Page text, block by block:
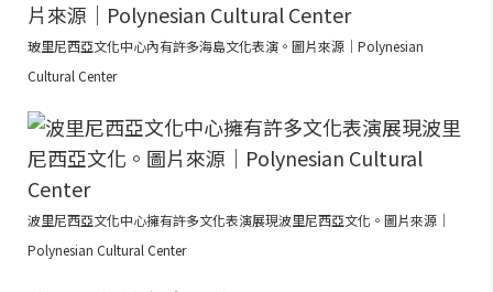
玻里尼西亞文化中心內有許多海島文化表演。圖片來源｜Polynesian
Cultural Center
波里尼西亞文化中心擁有許多文化表演展現波里尼西亞文化。圖片來源｜
Polynesian Cultural Center